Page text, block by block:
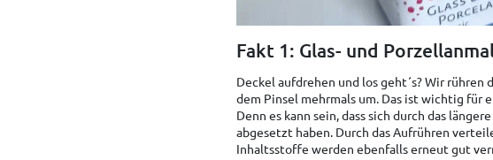
Fakt 1: Glas- und
Deckel aufdrehen und los geht´s? Wir
dem Pinsel mehrmals um. Das ist wichtig für
Denn es kann sein, dass sich durch das
abgesetzt haben. Durch das Aufrühren
Inhaltsstoffe werden ebenfalls erneut gut